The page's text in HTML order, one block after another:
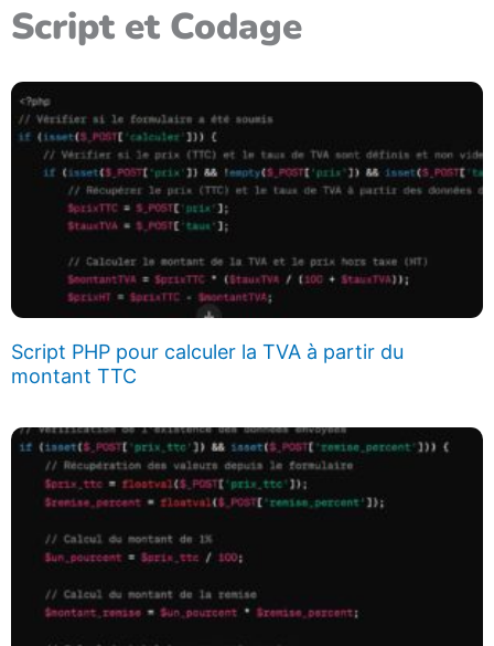
Script et Codage
Script PHP pour calculer la TVA à partir du
montant TTC